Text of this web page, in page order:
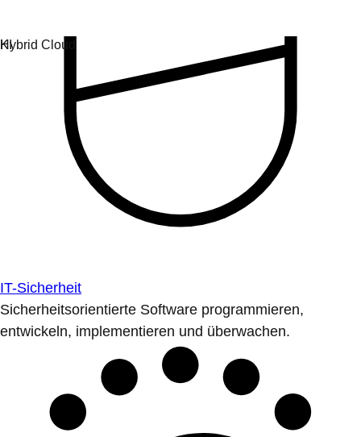
IT-Sicherheit
Sicherheitsorientierte Software programmieren,
entwickeln, implementieren und überwachen.